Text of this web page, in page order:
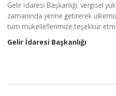
Gelir İdaresi Başkanlığı, vergisel
zamanında yerine getirerek
tüm mükelleflerimize teşekkür
Gelir İdaresi Başkanlığı